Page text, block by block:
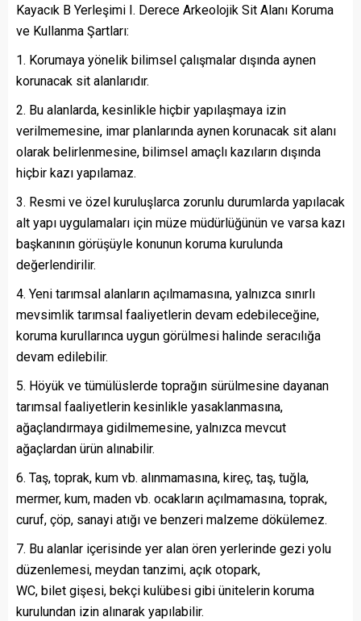
Kayacık B Yerleşimi I. Derece Arkeolojik Sit Alanı Koruma
ve Kullanma Şartları:
1. Korumaya yönelik bilimsel çalışmalar dışında aynen
korunacak sit alanlarıdır.
2. Bu alanlarda, kesinlikle hiçbir yapılaşmaya izin
verilmemesine, imar planlarında aynen korunacak sit alanı
olarak belirlenmesine, bilimsel amaçlı kazıların dışında
hiçbir kazı yapılamaz.
3. Resmi ve özel kuruluşlarca zorunlu durumlarda yapılacak
alt yapı uygulamaları için müze müdürlüğünün ve varsa kazı
başkanının görüşüyle konunun koruma kurulunda
değerlendirilir.
4. Yeni tarımsal alanların açılmamasına, yalnızca sınırlı
mevsimlik tarımsal faaliyetlerin devam edebileceğine,
koruma kurullarınca uygun görülmesi halinde seracılığa
devam edilebilir.
5. Höyük ve tümülüslerde toprağın sürülmesine dayanan
tarımsal faaliyetlerin kesinlikle yasaklanmasına,
ağaçlandırmaya gidilmemesine, yalnızca mevcut
ağaçlardan ürün alınabilir.
6. Taş, toprak, kum vb. alınmamasına, kireç, taş, tuğla,
mermer, kum, maden vb. ocakların açılmamasına, toprak,
curuf, çöp, sanayi atığı ve benzeri malzeme dökülemez.
7. Bu alanlar içerisinde yer alan ören yerlerinde gezi yolu
düzenlemesi, meydan tanzimi, açık otopark,
WC, bilet gişesi, bekçi kulübesi gibi ünitelerin koruma
kurulundan izin alınarak yapılabilir.